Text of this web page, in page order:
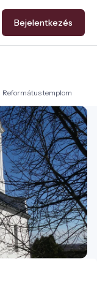
Bejelentkezés
Református templom